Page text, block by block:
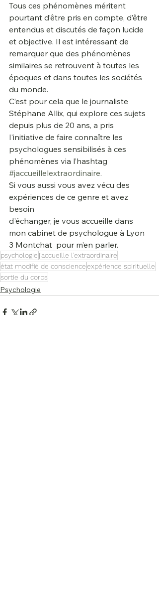
Tous ces phénomènes méritent
pourtant d’être pris en compte, d’être
entendus et discutés de façon lucide
et objective. Il est intéressant de
remarquer que des phénomènes
similaires se retrouvent à toutes les
époques et dans toutes les sociétés
du monde.
C’est pour cela que le journaliste
Stéphane Allix, qui explore ces sujets
depuis plus de 20 ans, a pris
l'initiative de faire connaître les
psychologues sensibilisés à ces
phénomènes via l’hashtag
#jaccueillelextraordinaire.
Si vous aussi vous avez vécu des
expériences de ce genre et avez
besoin
d'échanger, je vous accueille dans
mon cabinet de psychologue à Lyon
3 Montchat  pour m’en parler.
psychologie j'accueille l'extraordinaire
état modifié de conscienceexpérience spirituelle
sortie du corps
Psychologie